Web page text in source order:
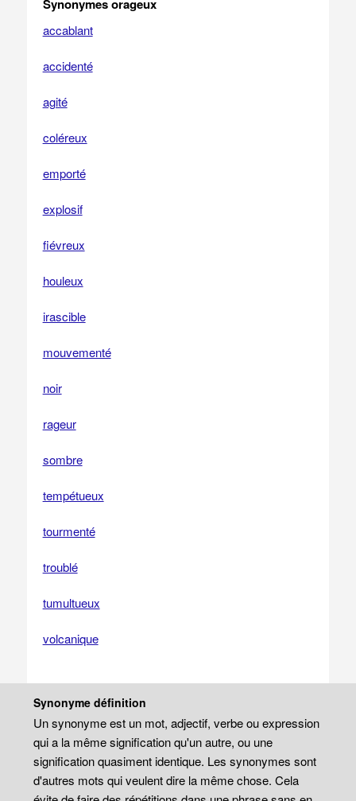
Synonymes orageux
accablant
accidenté
agité
coléreux
emporté
explosif
fiévreux
houleux
irascible
mouvementé
noir
rageur
sombre
tempétueux
tourmenté
troublé
tumultueux
volcanique
Synonyme définition
Un synonyme est un mot, adjectif, verbe ou expression
qui a la même signification qu'un autre, ou une
signification quasiment identique. Les synonymes sont
d'autres mots qui veulent dire la même chose. Cela